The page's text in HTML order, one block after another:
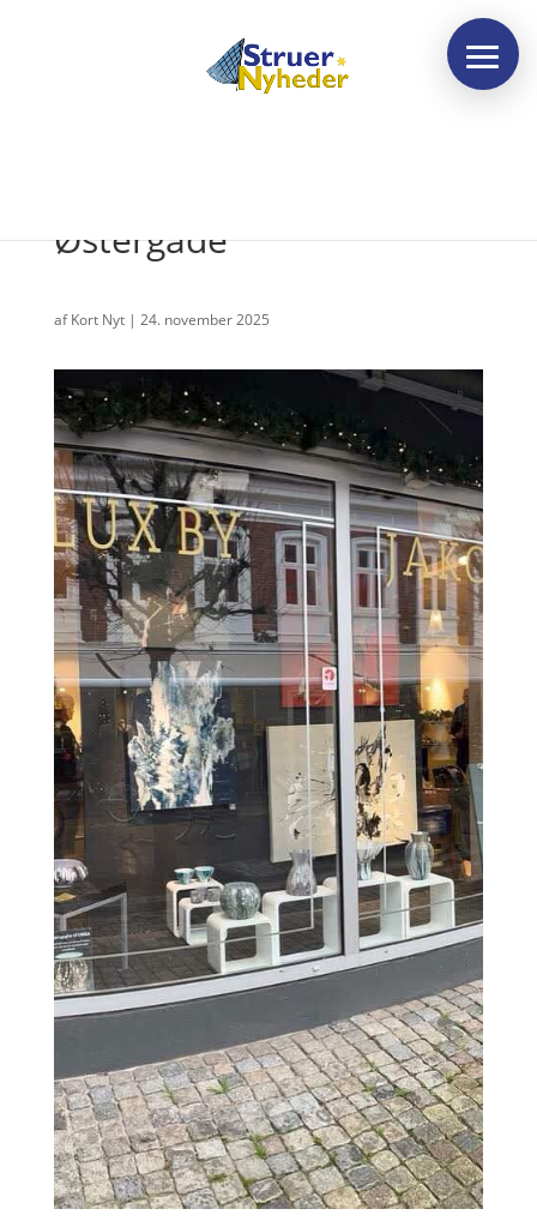
Østergade
afKort Nyt| 24. november 2025